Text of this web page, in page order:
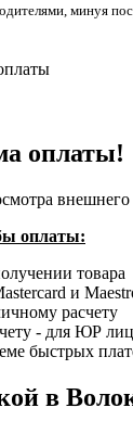
минуя
оплаты!
оплаты:
товара
и
расчету
- для ЮР
быстрых
в